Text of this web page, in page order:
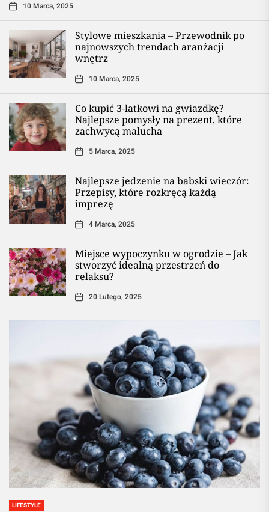
10 Marca, 2025
Stylowe mieszkania – Przewodnik po
najnowszych trendach aranżacji
wnętrz
10 Marca, 2025
Co kupić 3-latkowi na gwiazdkę?
Najlepsze pomysły na prezent, które
zachwycą malucha
5 Marca, 2025
Najlepsze jedzenie na babski wieczór:
Przepisy, które rozkręcą każdą
imprezę
4 Marca, 2025
Miejsce wypoczynku w ogrodzie – Jak
stworzyć idealną przestrzeń do
relaksu?
20 Lutego, 2025
LIFESTYLE